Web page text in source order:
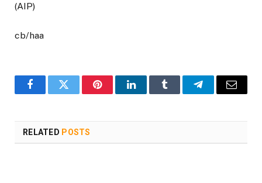
(AIP)
cb/haa
FacebookTwitter PinterestLinkedInTumblr TelegramEmail
RELATED POSTS